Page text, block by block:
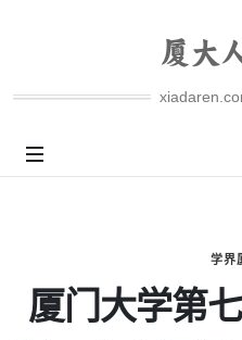
学界
厦门大学第